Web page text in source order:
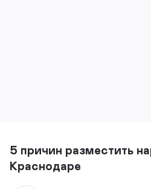
5 причин разместить
Краснодаре